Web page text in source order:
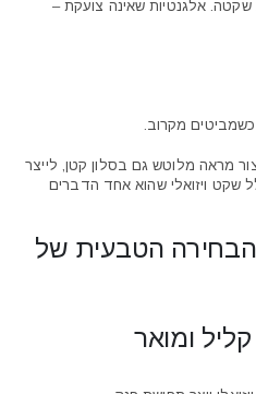
מקרוב.
מזנון טלוויזיה קטן איכותי מצליח ליצור מראה מלוטש גם בסלון קטן, לייצר
תחושת סדר והרמוניה ולהכניס לחלל שקט ויזואלי שהוא אחד הדברים
ומואר